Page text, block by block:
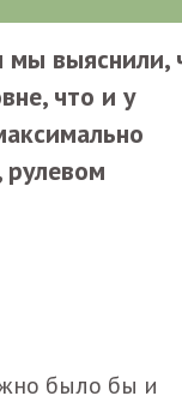
мы выяснили,
что и у
было бы и